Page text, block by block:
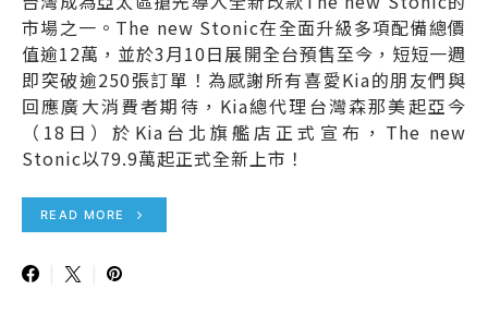
市場之一。The new Stonic在全面升級多項配備總價
值逾12萬，並於3月10日展開全台預售至今，短短一週
即突破逾250張訂單！為感謝所有喜愛Kia的朋友們與
回應廣大消費者期待，Kia總代理台灣森那美起亞今
（18日）於Kia台北旗艦店正式宣布，The new
Stonic以79.9萬起正式全新上市！
READ MORE